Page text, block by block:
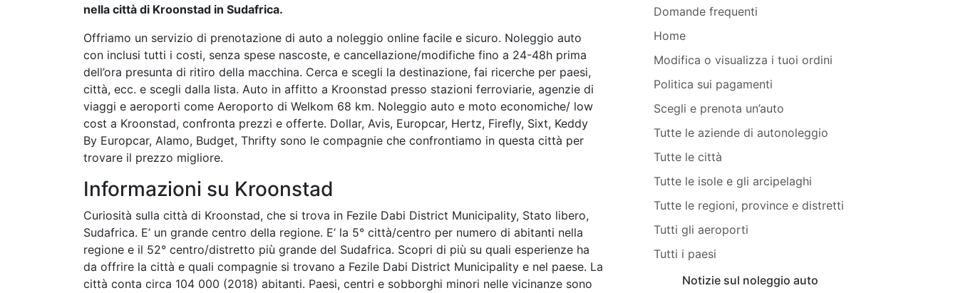
nella città di Kroonstad in Sudafrica.
Offriamo un servizio di prenotazione di auto a noleggio online facile e sicuro. Noleggio auto
con inclusi tutti i costi, senza spese nascoste, e cancellazione/modifiche fino a 24-48h prima
dell’ora presunta di ritiro della macchina. Cerca e scegli la destinazione, fai ricerche per paesi,
città, ecc. e scegli dalla lista. Auto in affitto a Kroonstad presso stazioni ferroviarie, agenzie di
viaggi e aeroporti come Aeroporto di Welkom 68 km. Noleggio auto e moto economiche/ low
cost a Kroonstad, confronta prezzi e offerte. Dollar, Avis, Europcar, Hertz, Firefly, Sixt, Keddy
By Europcar, Alamo, Budget, Thrifty sono le compagnie che confrontiamo in questa città per
trovare il prezzo migliore.
Informazioni su Kroonstad
Curiosità sulla città di Kroonstad, che si trova in Fezile Dabi District Municipality, Stato libero,
Sudafrica. E’ un grande centro della regione. E’ la 5° città/centro per numero di abitanti nella
regione e il 52° centro/distretto più grande del Sudafrica. Scopri di più su quali esperienze ha
da offrire la città e quali compagnie si trovano a Fezile Dabi District Municipality e nel paese. La
città conta circa 104 000 (2018) abitanti. Paesi, centri e sobborghi minori nelle vicinanze sono
Domande frequenti
Home
Modifica o visualizza i tuoi ordini
Politica sui pagamenti
Scegli e prenota un’auto
Tutte le aziende di autonoleggio
Tutte le città
Tutte le isole e gli arcipelaghi
Tutte le regioni, province e distretti
Tutti gli aeroporti
Tutti i paesi
Notizie sul noleggio auto